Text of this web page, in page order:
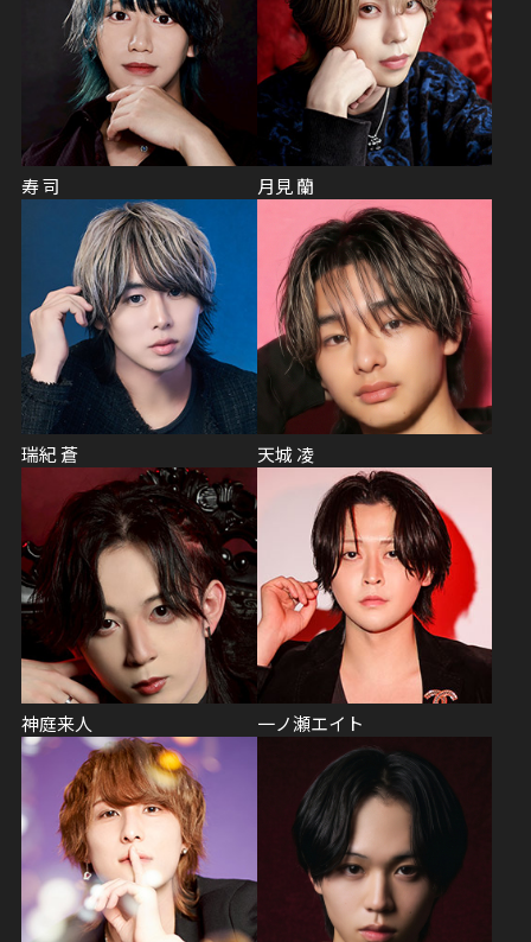
寿 司 月見 蘭
瑞紀 蒼 天城 凌
神庭来人 一ノ瀬エイト